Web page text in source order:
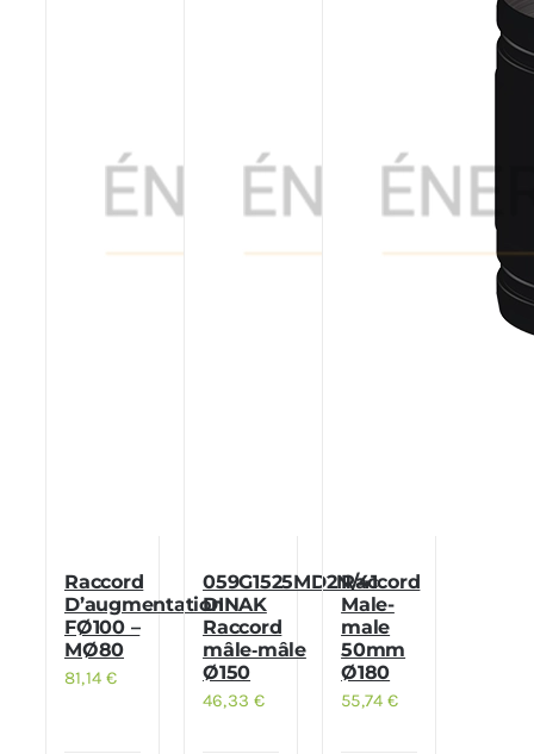
Raccord
D’augmentation
FØ100 –
MØ80
81,14€
059G1525MD2N/41
DINAK
Raccord
mâle‑mâle
Ø150
46,33€
Raccord
Male-
male
50mm
Ø180
55,74€